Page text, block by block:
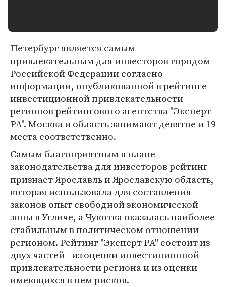
Петербург является самым
привлекательным для инвесторов городом
Российской Федерации согласно
информации, опубликованной в рейтинге
инвестиционной привлекательности
регионов рейтингового агентства "Эксперт
РА". Москва и область занимают девятое и 19
места соответственно.
Самым благоприятным в плане
законодательства для инвесторов рейтинг
признает Ярославль и Ярославскую область,
которая использовала для составления
законов опыт свободной экономической
зоны в Угличе, а Чукотка оказалась наиболее
стабильным в политическом отношении
регионом. Рейтинг "Эксперт РА" состоит из
двух частей - из оценки инвестиционной
привлекательности региона и из оценки
имеющихся в нем рисков.